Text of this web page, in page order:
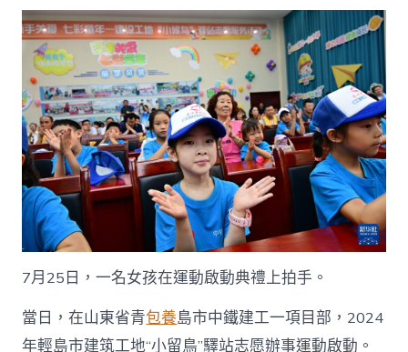
查
包
養
網
心
得
驛
站
開
啟
“小
留
鳥”
多
彩
假
期
_
中
7月25日，一名女孩在運動啟動典禮上拍手。
當日，在山東省青包養島市中鐵建工一項目部，2024
年輕島市建筑工地“小留鳥”驛站志愿辦事運動啟動。